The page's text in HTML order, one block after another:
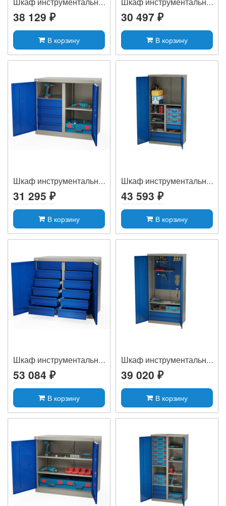
Шкаф инструментальный MLST6-203060
38 129 ₽
В корзину
Шкаф инструментальный MLST14-020004
30 497 ₽
В корзину
Шкаф инструментальный MLST6-202040
31 295 ₽
В корзину
Шкаф инструментальный MLST14-223210
43 593 ₽
В корзину
Шкаф инструментальный MLST6-2000120
53 084 ₽
В корзину
Шкаф инструментальный MLST14-020204
39 020 ₽
В корзину